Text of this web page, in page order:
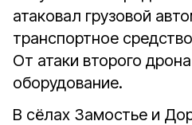
атаковал грузовой
транспортное
От атаки второго
оборудование.
В сёлах Замостье и